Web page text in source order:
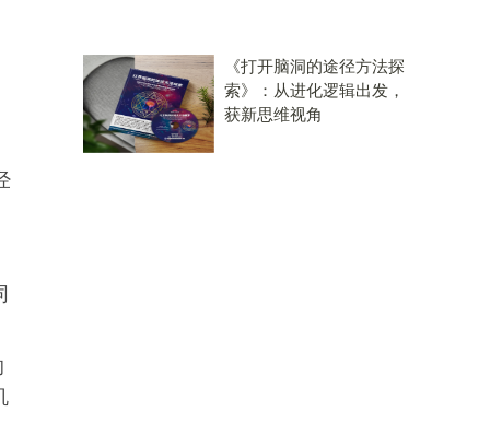
《打开脑洞的途径方法探
索》：从进化逻辑出发，
获新思维视角